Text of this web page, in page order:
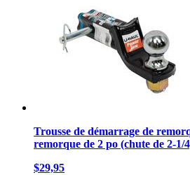
Trousse de démarrage de
remorque de 2 po (chute de 2-1/
$29,95